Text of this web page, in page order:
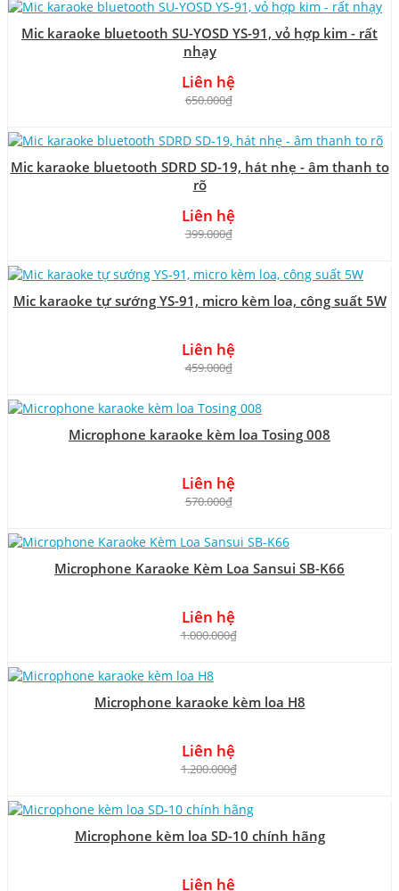
Mic karaoke bluetooth SU-YOSD YS-91, vỏ hợp kim - rất
nhạy
Liên hệ
650.000₫
Mic karaoke bluetooth SDRD SD-19, hát nhẹ - âm thanh to
rõ
Liên hệ
399.000₫
Mic karaoke tự sướng YS-91, micro kèm loa, công suất 5W
Liên hệ
459.000₫
Microphone karaoke kèm loa Tosing 008
Liên hệ
570.000₫
Microphone Karaoke Kèm Loa Sansui SB-K66
Liên hệ
1.000.000₫
Microphone karaoke kèm loa H8
Liên hệ
1.200.000₫
Microphone kèm loa SD-10 chính hãng
Liên hệ